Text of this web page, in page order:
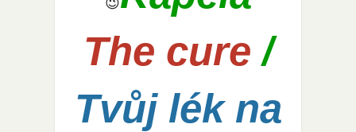
The cure /
Tvůj lék na